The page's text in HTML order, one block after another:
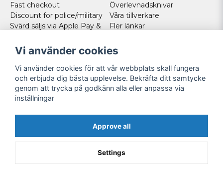
Fast checkout
Discount for police/military
Svärd säljs via Apple Pay &
Norweigan customers
Cookies
Överlevnadsknivar
Våra tillverkare
Fler länkar
FOLLOW US
Facebook
Instagram
Youtube
Vi använder cookies
Vi använder cookies för att vår webbplats skall fungera
och erbjuda dig bästa upplevelse. Bekräfta ditt samtycke
genom att trycka på godkänn alla eller anpassa via
inställningar
Approve all
Settings